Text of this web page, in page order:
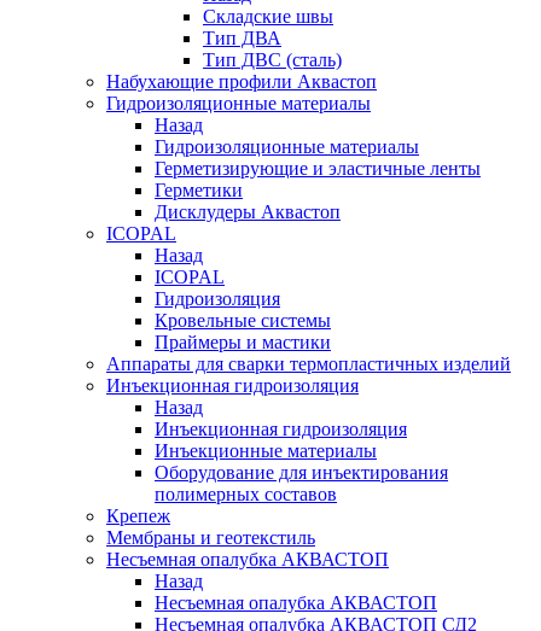
Складские швы
Тип ДВА
Тип ДВС (сталь)
Набухающие профили Аквастоп
Гидроизоляционные материалы
Назад
Гидроизоляционные материалы
Герметизирующие и эластичные ленты
Герметики
Дисклудеры Аквастоп
ICOPAL
Назад
ICOPAL
Гидроизоляция
Кровельные системы
Праймеры и мастики
Аппараты для сварки термопластичных изделий
Инъекционная гидроизоляция
Назад
Инъекционная гидроизоляция
Инъекционные материалы
Оборудование для инъектирования
полимерных составов
Крепеж
Мембраны и геотекстиль
Несъемная опалубка АКВАСТОП
Назад
Несъемная опалубка АКВАСТОП
Несъемная опалубка АКВАСТОП СД2